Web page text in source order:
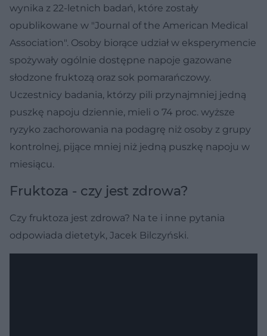
wynika z 22-letnich badań, które zostały
opublikowane w "Journal of the American Medical
Association". Osoby biorące udział w eksperymencie
spożywały ogólnie dostępne napoje gazowane
słodzone fruktozą oraz sok pomarańczowy.
Uczestnicy badania, którzy pili przynajmniej jedną
puszkę napoju dziennie, mieli o 74 proc. wyższe
ryzyko zachorowania na podagrę niż osoby z grupy
kontrolnej, pijące mniej niż jedną puszkę napoju w
miesiącu.
Fruktoza - czy jest zdrowa?
Czy fruktoza jest zdrowa? Na te i inne pytania
odpowiada dietetyk, Jacek Bilczyński.